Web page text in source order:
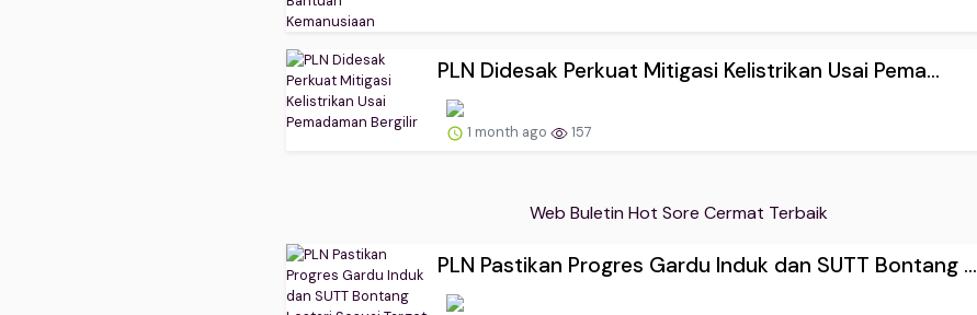
PLN Didesak Perkuat Mitigasi Kelistrikan Usai Pema...
1 month ago 157
Web Buletin Hot Sore Cermat Terbaik
PLN Pastikan Progres Gardu Induk dan SUTT Bontang ...